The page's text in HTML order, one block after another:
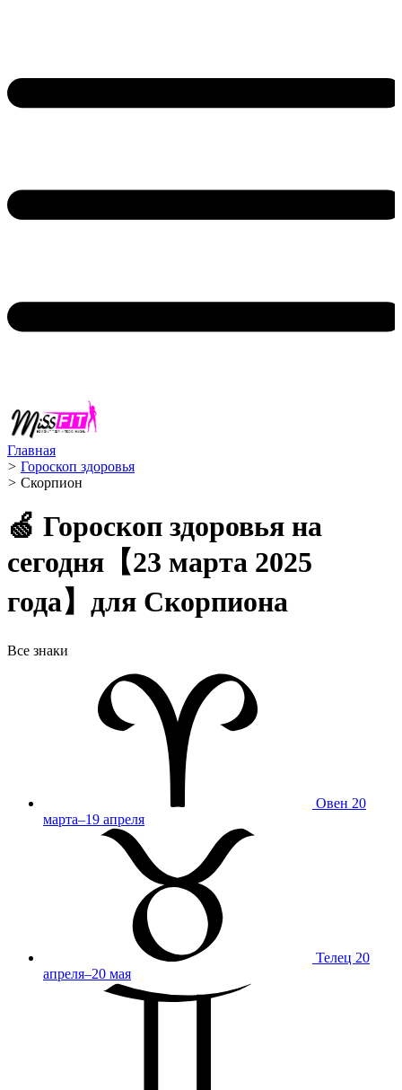
Главная
> Гороскоп здоровья
> Скорпион ️
🍏 Гороскоп здоровья на
сегодня【23 марта 2025
года】для Скорпиона
Все знаки
Овен 20
марта–19 апреля
Телец 20
апреля–20 мая